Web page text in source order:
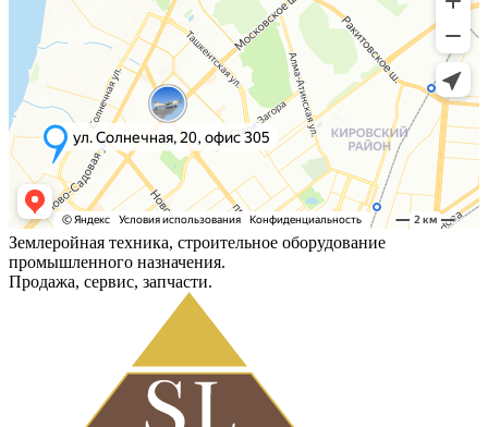
Землеройная техника, строительное оборудование
промышленного назначения.
Продажа, сервис, запчасти.